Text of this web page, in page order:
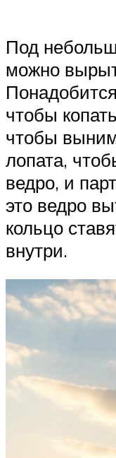
Под
можно
чтобы
чтобы
лопата,
ведро, и
это ведро
кольцо
внутри.